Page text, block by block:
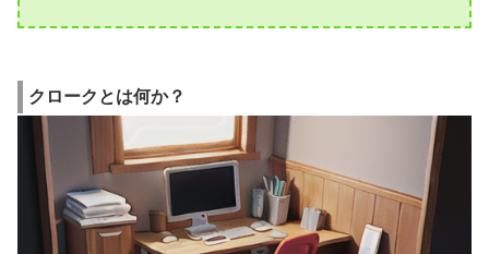
クロークとは何か？